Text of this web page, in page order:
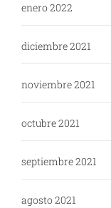
enero 2022
diciembre 2021
noviembre 2021
octubre 2021
septiembre 2021
agosto 2021